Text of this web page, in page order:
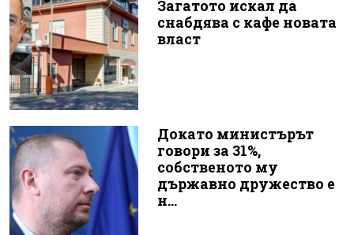
Загатото искал да
снабдява с кафе новата
власт
Докато министърът
говори за 31%,
собственото му
държавно дружество е
н...